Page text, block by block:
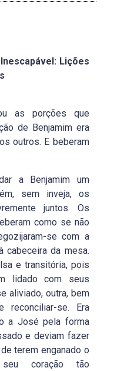
Lições
as porções que
de Benjamim era
outros. E beberam
a Benjamim um
sem inveja, os
juntos. Os
como se não
se com a
cabeceira da mesa.
e transitória, pois
lidado com seus
aliviado, outra, bem
reconciliar-se. Era
a José pela forma
e deviam fazer
terem enganado o
coração tão